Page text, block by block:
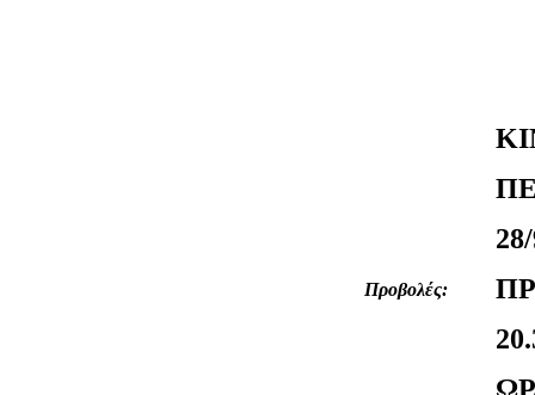
Προβολές: